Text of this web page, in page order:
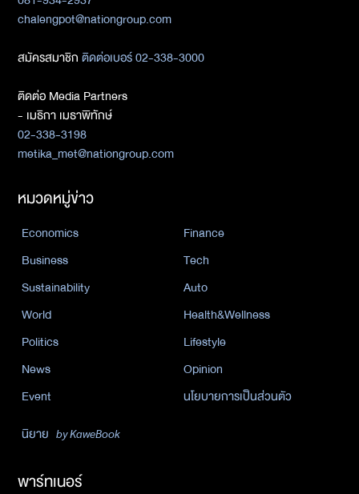
chalengpot@nationgroup.com
สมัครสมาชิกติดต่อเบอร์ 02-338-3000
ติดต่อ Media Partners
- เมธิกา เมธาพิทักษ์
02-338-3198
metika_met@nationgroup.com
หมวดหมู่ข่าว
Economics
Finance
Business
Tech
Sustainability
Auto
World
Health&Wellness
Politics
Lifestyle
News
Opinion
Event
นโยบายการเป็นส่วนตัว
นิยาย by KaweBook
พาร์ทเนอร์